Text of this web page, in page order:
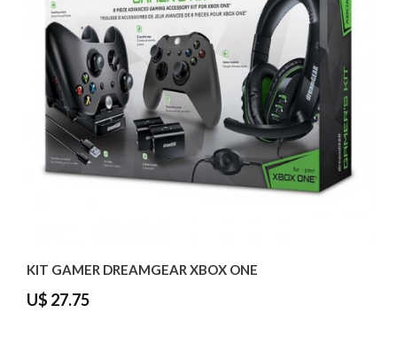
KIT GAMER DREAMGEAR XBOX ONE
U$ 27.75